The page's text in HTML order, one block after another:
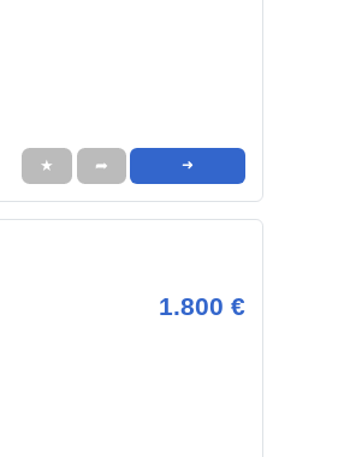
★ ➦ ➜
1.800 €